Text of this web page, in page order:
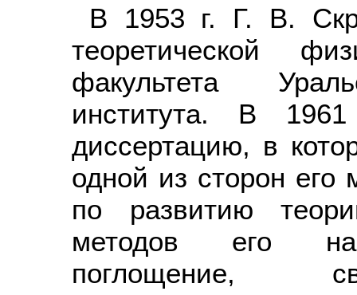
В 1953 г. Г. В.
теоретической
факультета
института. В
диссертацию, в
одной из сторон его
по развитию
методов его
поглощение,